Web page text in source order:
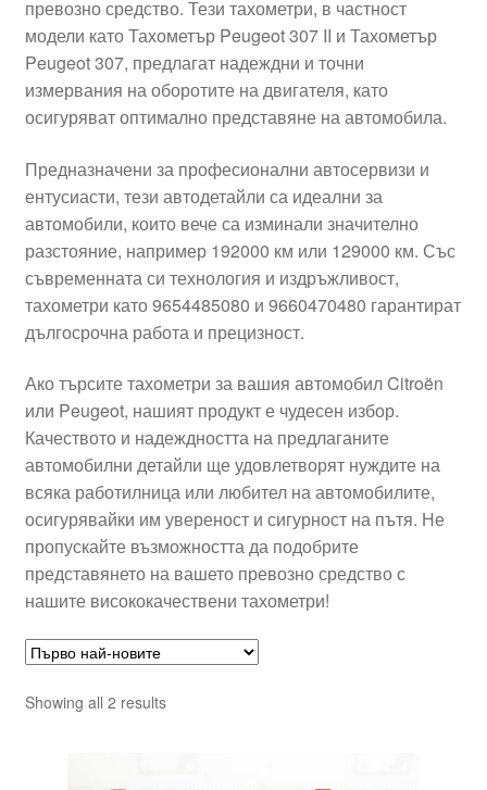
Контакт
Моята сметка
Политика за поверителност
Правила и условия
Процедура за рекламации
Транспорт
превозно средство. Тези тахометри, в частност
модели като Тахометър Peugeot 307 II и Тахометър
Peugeot 307, предлагат надеждни и точни
измервания на оборотите на двигателя, като
осигуряват оптимално представяне на автомобила.
Предназначени за професионални автосервизи и
ентусиасти, тези автодетайли са идеални за
автомобили, които вече са изминали значително
разстояние, например 192000 км или 129000 км. Със
съвременната си технология и издръжливост,
тахометри като 9654485080 и 9660470480 гарантират
дългосрочна работа и прецизност.
Ако търсите тахометри за вашия автомобил Citroën
или Peugeot, нашият продукт е чудесен избор.
Качеството и надеждността на предлаганите
автомобилни детайли ще удовлетворят нуждите на
всяка работилница или любител на автомобилите,
осигурявайки им увереност и сигурност на пътя. Не
пропускайте възможността да подобрите
представянето на вашето превозно средство с
нашите висококачествени тахометри!
Showing all 2 resultsSorted